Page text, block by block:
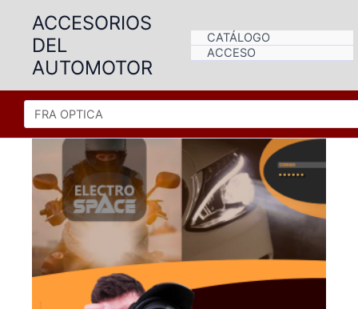
contenido
ACCESORIOS
DEL
AUTOMOTOR
CATÁLOGO
ACCESO